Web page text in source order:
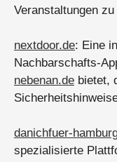
Veranstaltungen zu
nextdoor.de: Eine
Nachbarschafts-
nebenan.de bietet,
danichfuer-
spezialisierte